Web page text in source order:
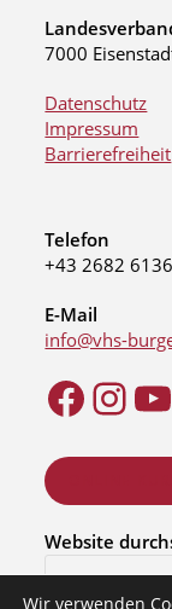
7000
Datenschutz
Impressum
Barrierefreiheit
Telefon
+43 2682
E-Mail
info@vhs-
Website
Wir verwenden